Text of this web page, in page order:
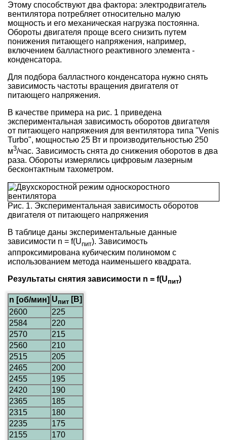
Этому способствуют два фактора: электродвигатель
вентилятора потребляет относительно малую
мощность и его механическая нагрузка постоянна.
Обороты двигателя проще всего снизить путем
понижения питающего напряжения, например,
включением балластного реактивного элемента -
конденсатора.
Для подбора балластного конденсатора нужно снять
зависимость частоты вращения двигателя от
питающего напряжения.
В качестве примера на рис. 1 приведена
экспериментальная зависимость оборотов двигателя
от питающего напряжения для вентилятора типа "Venis
Turbo", мощностью 25 Вт и производительностью 250
м3/час. Зависимость снята до снижения оборотов в два
раза. Обороты измерялись цифровым лазерным
бесконтактным тахометром.
Рис. 1. Экспериментальная зависимость оборотов
двигателя от питающего напряжения
В таблице даны экспериментальные данные
зависимости n = f(Uпит). Зависимость
аппроксимирована кубическим полиномом с
использованием метода наименьшего квадрата.
Результаты снятия зависимости n = f(Uпит)
n [об/мин] Uпит [В]
2600
225
2584
220
2570
215
2560
210
2515
205
2465
200
2455
195
2420
190
2365
185
2315
180
2235
175
2155
170